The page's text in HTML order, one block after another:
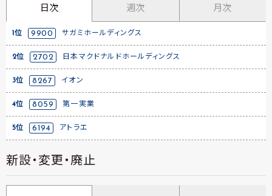
日次 週次 月次
1位 9900 サガミホールディングス
2位 2702 日本マクドナルドホールディングス
3位 8267 イオン
4位 8059 第一実業
5位 6194 アトラエ
新設・変更・廃止